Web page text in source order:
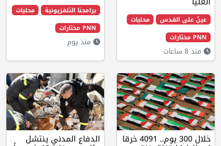
محليات
محليات
PNN مختارات
خلال 300 يوم.. 4091 خرقا الدفاع المدني ينتشل